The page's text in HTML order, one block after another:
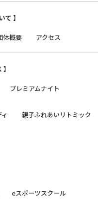
て 】
体概要 アクセス
プレミアムナイト
親子ふれあいリトミック
eスポーツスクール